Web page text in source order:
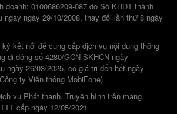
doanh: 0100686209-087 do Sở KHĐT thành
ngày ngày 29/10/2008, thay đổi lần thứ 8 ngày
kết nối để cung cấp dịch vụ nội dung thông
di động số 4280/GCN-SKHCN ngày
ngày 26/03/2025, có giá trị đến hết ngày
ty Viễn thông MobiFone)
vụ Phát thanh, Truyền hình trên mạng
cấp ngày 12/05/2021